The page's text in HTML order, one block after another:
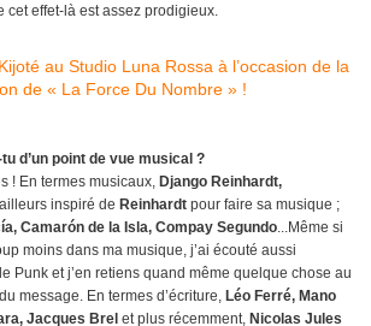
cet effet-là est assez prodigieux.
d’un point de vue musical ?
! En termes musicaux, Django Reinhardt,
inspiré de Reinhardt pour faire sa musique ;
Camarón de la Isla, Compay Segundo...Même si
moins dans ma musique, j’ai écouté aussi
Punk et j’en retiens quand même quelque chose au
message. En termes d’écriture, Léo Ferré, Mano
Jacques Brel et plus récemment, Nicolas Jules